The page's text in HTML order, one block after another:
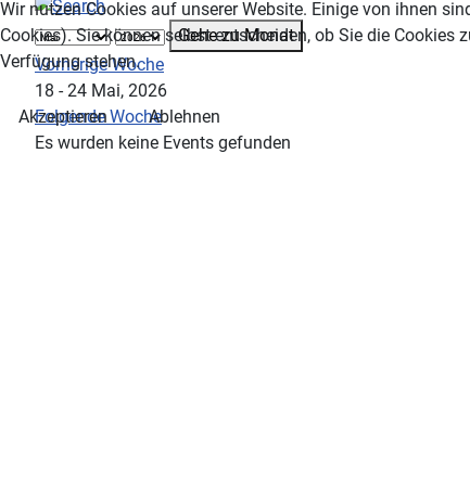
Gehe zu Monat
Vorherige Woche
18 - 24 Mai, 2026
Folgende Woche
Es wurden keine Events gefunden
Wir nutzen Cookies auf unserer Website. Einige von ihnen
Cookies). Sie können selbst entscheiden, ob Sie die
Verfügung stehen.
Akzeptieren
Ablehnen